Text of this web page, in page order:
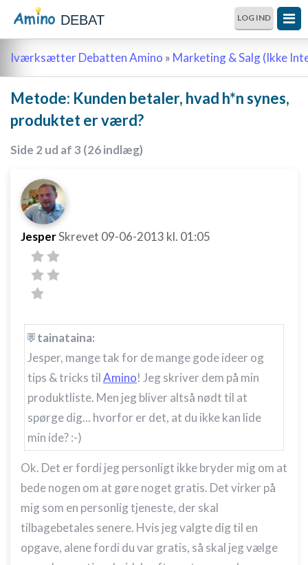
DEBAT LOG IND
Iværksætter Debatten Amino » Marketing & Salg (Ikke
Metode: Kunden betaler, hvad h*n synes,
produktet er værd?
Side 2 ud af 3 (26 indlæg)
JesperSkrevet 09-06-2013 kl. 01:05
tainataina:
Jesper, mange tak for de mange gode ideer og
tips & tricks tilAmino! Jeg skriver dem på min
produktliste. Men jeg bliver altså nødt til at
spørge dig... hvorfor er det, at du ikke kan lide
min ide? :-)
Ok. Det er fordi jeg personligt ikke bryder mig om at
bede nogen om at gøre noget gratis. Det virker på
mig som en personlig tjeneste, der skal
tilbagebetales senere. Hvis jeg valgte dig til en
opgave, alene fordi du var gratis, så skal jeg vælge